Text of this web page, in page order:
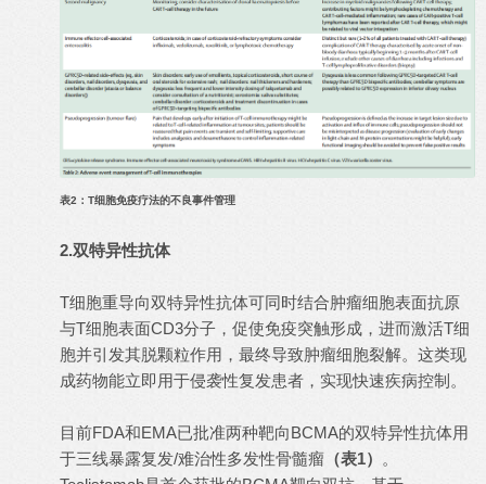
表2：T细胞免疫疗法的不良事件管理
2.双特异性抗体
T细胞重导向双特异性抗体可同时结合肿瘤细胞表面抗原
与T细胞表面CD3分子，促使免疫突触形成，进而激活T细
胞并引发其脱颗粒作用，最终导致肿瘤细胞裂解。这类现
成药物能立即用于侵袭性复发患者，实现快速疾病控制。
目前FDA和EMA已批准两种靶向BCMA的双特异性抗体用
于三线暴露复发/难治性多发性骨髓瘤 （表1）
。